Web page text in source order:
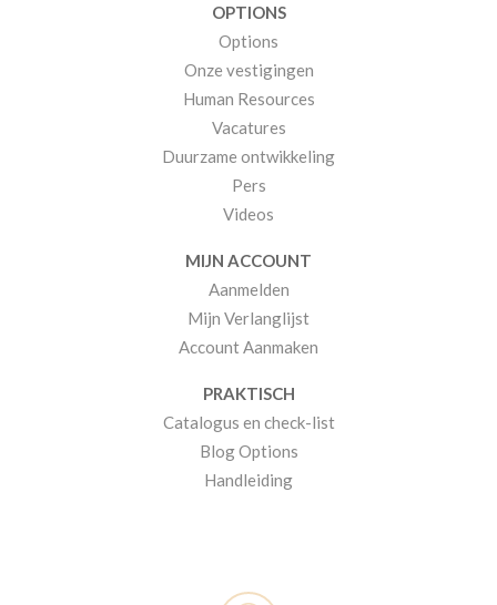
OPTIONS
Options
Onze vestigingen
Human Resources
Vacatures
Duurzame ontwikkeling
Pers
Videos
MIJN ACCOUNT
Aanmelden
Mijn Verlanglijst
Account Aanmaken
PRAKTISCH
Catalogus en check-list
Blog Options
Handleiding